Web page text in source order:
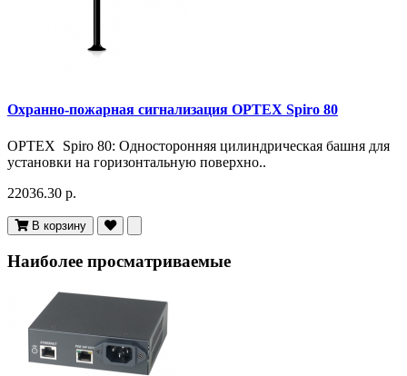
Охранно-пожарная сигнализация OPTEX Spiro 80
OPTEX Spiro 80: Односторонняя цилиндрическая башня для
установки на горизонтальную поверхно..
22036.30 р.
В корзину
Наиболее просматриваемые